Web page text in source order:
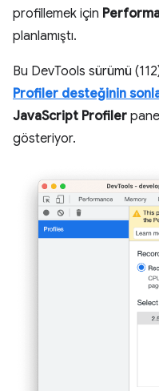
profillemek için
planlamıştı.
Bu DevTools sürümü
Profiler desteğinin
JavaScript Profiler
gösteriyor.